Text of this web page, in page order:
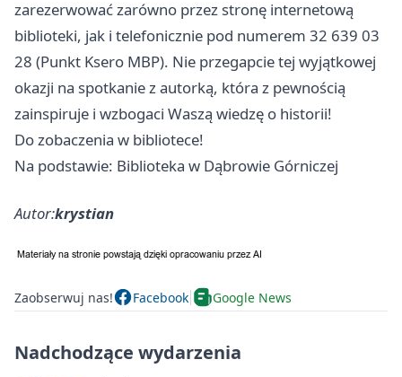
zarezerwować zarówno przez stronę internetową
biblioteki, jak i telefonicznie pod numerem 32 639 03
28 (Punkt Ksero MBP). Nie przegapcie tej wyjątkowej
okazji na spotkanie z autorką, która z pewnością
zainspiruje i wzbogaci Waszą wiedzę o historii!
Do zobaczenia w bibliotece!
Na podstawie: Biblioteka w Dąbrowie Górniczej
Autor:krystian
Zaobserwuj nas! Facebook Google News
Nadchodzące wydarzenia